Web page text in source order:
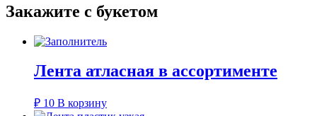
Закажите с букетом
Лента атласная в ассортименте
₽ 10 В корзину